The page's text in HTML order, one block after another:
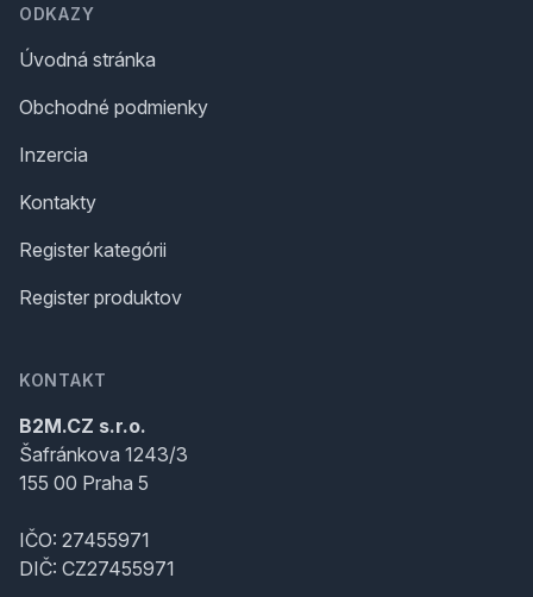
ODKAZY
Úvodná stránka
Obchodné podmienky
Inzercia
Kontakty
Register kategórii
Register produktov
KONTAKT
B2M.CZ s.r.o.
Šafránkova 1243/3
155 00 Praha 5
IČO: 27455971
DIČ: CZ27455971